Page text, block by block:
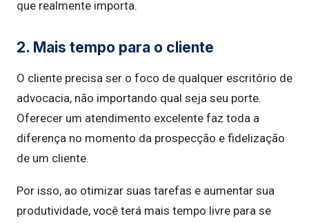
que realmente importa.
2. Mais tempo para o cliente
O cliente precisa ser o foco de qualquer escritório de
advocacia, não importando qual seja seu porte.
Oferecer um atendimento excelente faz toda a
diferença no momento da prospecção e fidelização
de um cliente.
Por isso, ao otimizar suas tarefas e aumentar sua
produtividade, você terá mais tempo livre para se